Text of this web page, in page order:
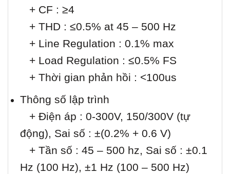
+ CF : ≥4
+ THD : ≤0.5% at 45 – 500 Hz
+ Line Regulation : 0.1% max
+ Load Regulation : ≤0.5% FS
+ Thời gian phản hồi : <100us
Thông số lập trình
+ Điện áp : 0-300V, 150/300V (tự
động), Sai số : ±(0.2% + 0.6 V)
+ Tần số : 45 – 500 hz, Sai số : ±0.1
Hz (100 Hz), ±1 Hz (100 – 500 Hz)